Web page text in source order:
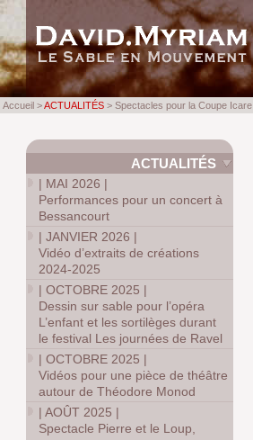
ACTUALITÉS
| MAI 2026 |
Performances pour un concert à
Bessancourt
|JANVIER 2026 |
Vidéo d’extraits de créations
2024-2025
|OCTOBRE 2025 |
Dessin sur sable pour l’opéra
L’enfant et les sortilèges durant
le festival Les journées de Ravel
|OCTOBRE 2025 |
Vidéos pour une pièce de théâtre
autour de Théodore Monod
|AOÛT 2025 |
Spectacle Pierre et le Loup,
Accueil >ACTUALITÉS > Spectacles pour la Coupe Icare